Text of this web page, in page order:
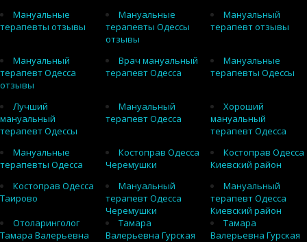
Мануальные
терапевты отзывы
Мануальные
терапевты Одессы
отзывы
Мануальный
терапевт отзывы
Мануальный
терапевт Одесса
отзывы
Врач мануальный
терапевт Одесса
Мануальные
терапевты Одессы
Лучший
мануальный
терапевт Одессы
Мануальный
терапевт Одесса
Хороший
мануальный
терапевт Одесса
Мануальные
терапевты Одесса
Костоправ Одесса
Черемушки
Костоправ Одесса
Киевский район
Костоправ Одесса
Таирово
Мануальный
терапевт Одесса
Черемушки
Мануальный
терапевт Одесса
Киевский район
Отоларинголог
Тамара Валерьевна
Тамара
Валерьевна Гурская
Тамара
Валерьевна Гурская